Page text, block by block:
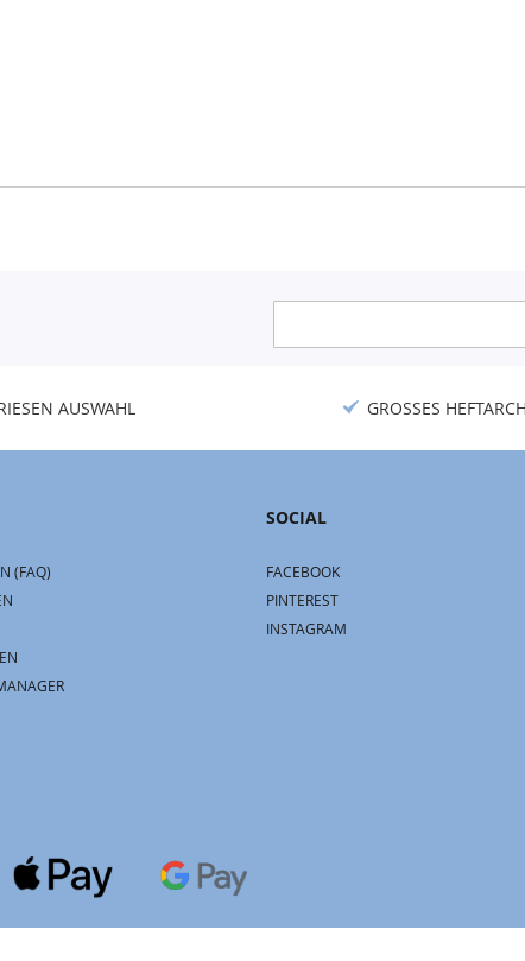
Newsletter:
AUSWAHL GROSSES
(FAQ)
SOCIAL
FACEBOOK
PINTEREST
INSTAGRAM